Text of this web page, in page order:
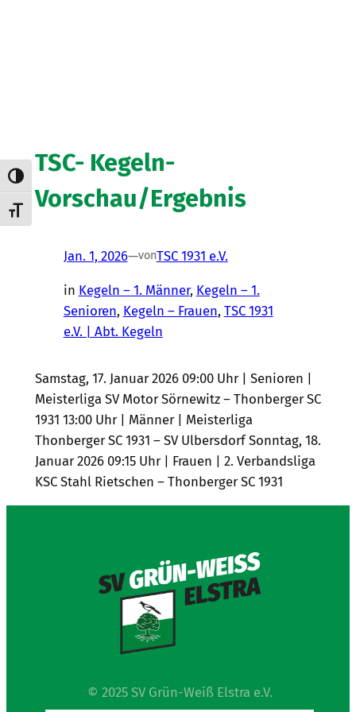
Umschalten auf hohe Kontraste
Schrift vergrößern
TSC- Kegeln-
Vorschau/Ergebnis
Jan. 1, 2026—vonTSC 1931 e.V.
in Kegeln – 1. Männer, Kegeln – 1.
Senioren, Kegeln – Frauen, TSC 1931
e.V. | Abt. Kegeln
Samstag, 17. Januar 2026 09:00 Uhr | Senioren |
Meisterliga SV Motor Sörnewitz – Thonberger SC
1931 13:00 Uhr | Männer | Meisterliga
Thonberger SC 1931 – SV Ulbersdorf Sonntag, 18.
Januar 2026 09:15 Uhr | Frauen | 2. Verbandsliga
KSC Stahl Rietschen – Thonberger SC 1931
© 2025 SV Grün-Weiß Elstra e.V.